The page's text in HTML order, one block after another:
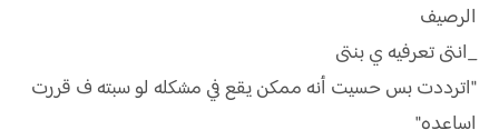
الرصيف
_انتى تعرفيه ي بنتى
"اترددت بس حسيت أنه ممكن يقع في مشكله لو سبته ف قررت